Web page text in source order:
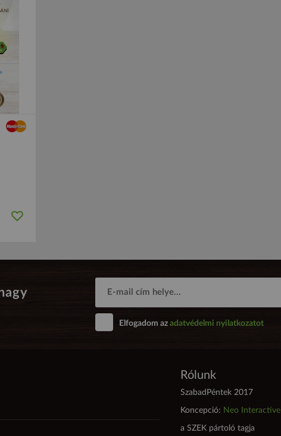
Elfogadom az adatvédelmi nyilatkozatot
Rólunk
SzabadPéntek 2017
Koncepció: Neo Interactive
a SZEK pártoló tagja